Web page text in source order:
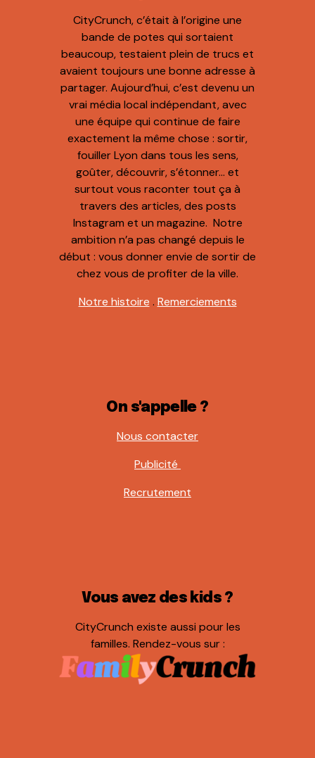
CityCrunch, c’était à l’origine une
bande de potes qui sortaient
beaucoup, testaient plein de trucs et
avaient toujours une bonne adresse à
partager. Aujourd’hui, c’est devenu un
vrai média local indépendant, avec
une équipe qui continue de faire
exactement la même chose : sortir,
fouiller Lyon dans tous les sens,
goûter, découvrir, s’étonner… et
surtout vous raconter tout ça à
travers des articles, des posts
Instagram et un magazine. Notre
ambition n’a pas changé depuis le
début : vous donner envie de sortir de
chez vous de profiter de la ville.
Notre histoire . Remerciements
On s'appelle ?
Nous contacter
Publicité
Recrutement
Vous avez des kids ?
CityCrunch existe aussi pour les
familles. Rendez-vous sur :